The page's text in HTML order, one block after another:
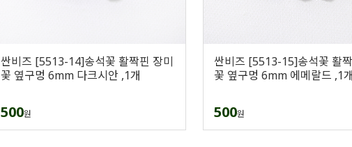
싼비즈 [5513-14]송석꽃 활짝핀 장미
꽃 옆구멍 6mm 다크시안 ,1개
500원
싼비즈 [5513-15]송석꽃 활
꽃 옆구멍 6mm 에메랄드 ,1개
500원